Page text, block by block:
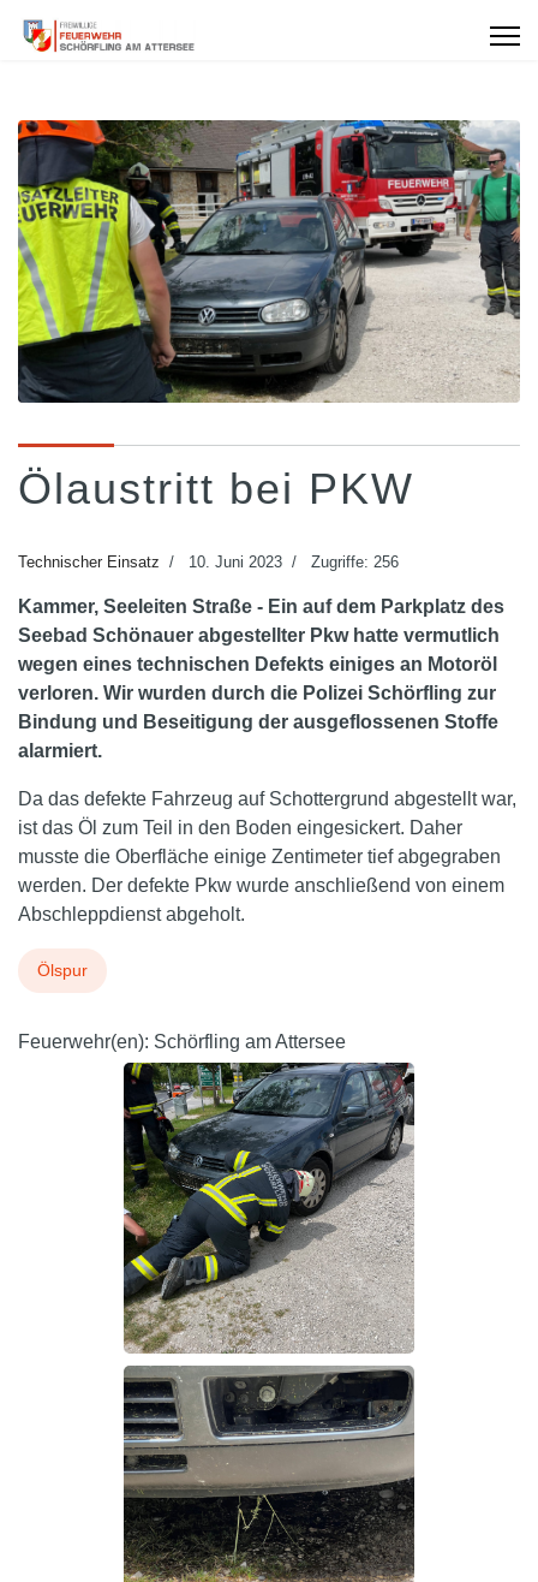
Ölaustritt bei PKW
Technischer Einsatz 10. Juni 2023 Zugriffe: 256
Kammer, Seeleiten Straße - Ein auf dem Parkplatz des
Seebad Schönauer abgestellter Pkw hatte vermutlich
wegen eines technischen Defekts einiges an Motoröl
verloren. Wir wurden durch die Polizei Schörfling zur
Bindung und Beseitigung der ausgeflossenen Stoffe
alarmiert.
Da das defekte Fahrzeug auf Schottergrund abgestellt war,
ist das Öl zum Teil in den Boden eingesickert. Daher
musste die Oberfläche einige Zentimeter tief abgegraben
werden. Der defekte Pkw wurde anschließend von einem
Abschleppdienst abgeholt.
Ölspur
Feuerwehr(en): Schörfling am Attersee